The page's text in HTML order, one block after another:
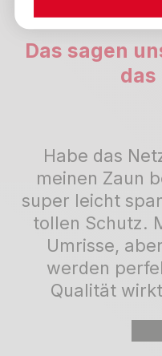
Das sagen
das
Habe das
meinen Zaun
super leicht
tollen Schutz.
Umrisse,
werden
Qualität